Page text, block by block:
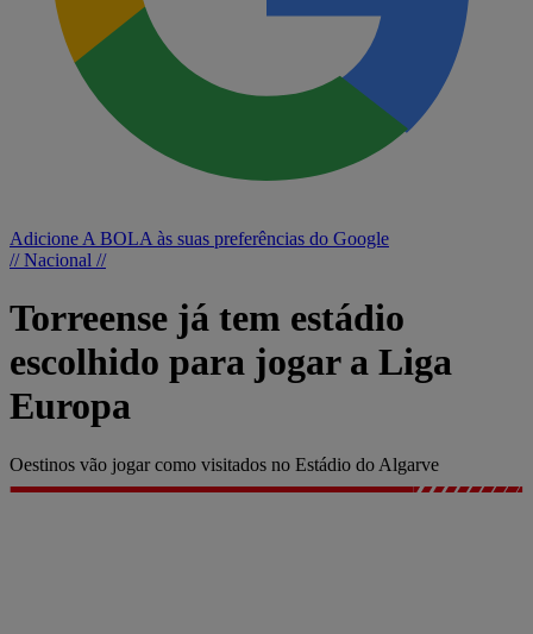
Adicione A BOLA às suas preferências do Google
// Nacional //
Torreense já tem estádio
escolhido para jogar a Liga
Europa
Oestinos vão jogar como visitados no Estádio do Algarve